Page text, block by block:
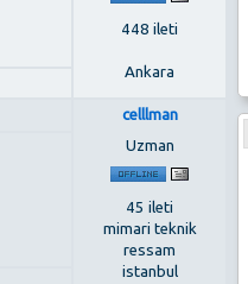
448 ileti
Ankara
celllman
Uzman
45 ileti
mimari teknik
ressam
istanbul